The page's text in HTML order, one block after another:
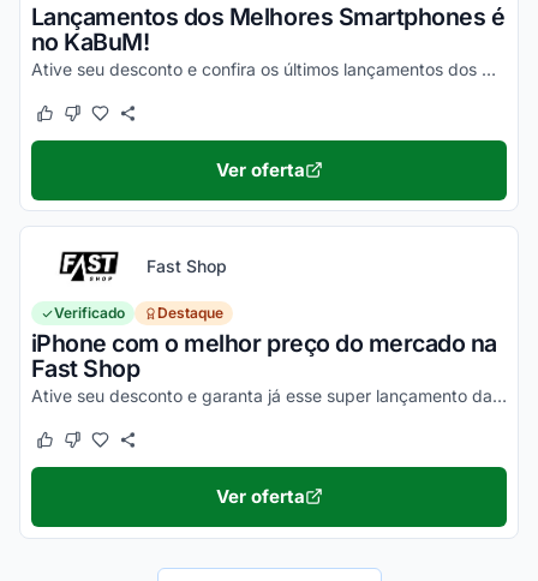
Lançamentos dos Melhores Smartphones é
no KaBuM!
Ative seu desconto e confira os últimos lançamentos dos melhores smartphones de 2020 na loja virtual KaBuM!
Este cupom funcionou
Este cupom não funcionou
Ver oferta
Fast Shop
Verificado Destaque
iPhone com o melhor preço do mercado na
Fast Shop
Ative seu desconto e garanta já esse super lançamento da Apple com o menor valor. Pode pesquisar!
Este cupom funcionou
Este cupom não funcionou
Ver oferta